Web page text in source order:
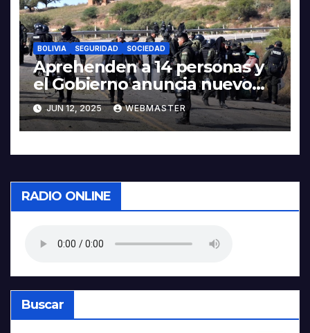
BOLIVIA SEGURIDAD SOCIEDAD
Aprehenden a 14 personas y
el Gobierno anuncia nuevo
operativo en Llallagua
JUN 12, 2025 WEBMASTER
RADIO ONLINE
Buscar